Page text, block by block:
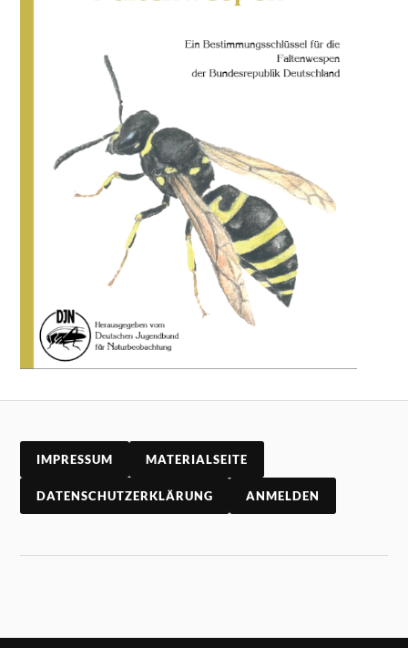
IMPRESSUM MATERIALSEITE
DATENSCHUTZERKLÄRUNG ANMELDEN